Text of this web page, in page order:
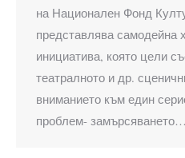
на Национален Фонд
представлява самодейна
инициатива, която цели
театралното и др.
вниманието към един
проблем- замърсяването…